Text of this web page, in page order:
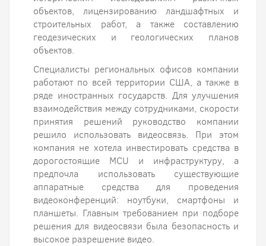
объектов, лицензированию ландшафтных и
строительных работ, а также составлению
геодезических и геологических планов
объектов.
Специалисты региональных офисов компании
работают по всей территории США, а также в
ряде иностранных государств. Для улучшения
взаимодействия между сотрудниками, скорости
принятия решений руководство компании
решило использовать видеосвязь. При этом
компания не хотела инвестировать средства в
дорогостоящие MCU и инфраструктуру, а
предпочла использовать существующие
аппаратные средства для проведения
видеоконференций: ноутбуки, смартфоны и
планшеты. Главным требованием при подборе
решения для видеосвязи была безопасность и
высокое разрешение видео.